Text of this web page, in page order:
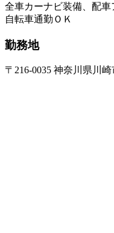
全車カーナビ装備、配
自転車通勤ＯＫ
勤務地
〒216-0035 神奈川県川